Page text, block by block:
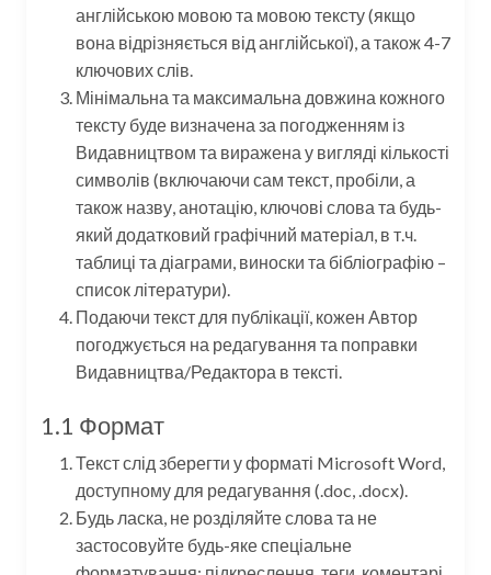
англійською мовою та мовою тексту (якщо
вона відрізняється від англійської), а також 4-7
ключових слів.
Мінімальна та максимальна довжина кожного
тексту буде визначена за погодженням із
Видавництвом та виражена у вигляді кількості
символів (включаючи сам текст, пробіли, а
також назву, анотацію, ключові слова та будь-
який додатковий графічний матеріал, в т.ч.
таблиці та діаграми, виноски та бібліографію –
список літератури).
Подаючи текст для публікації, кожен Автор
погоджується на редагування та поправки
Видавництва/Редактора в тексті.
1.1 Формат
Текст слід зберегти у форматі Microsoft Word,
доступному для редагування (.doc, .docx).
Будь ласка, не розділяйте слова та не
застосовуйте будь-яке спеціальне